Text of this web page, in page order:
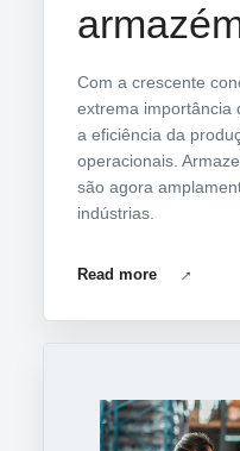
Com a crescente
extrema importância
a eficiência da
operacionais.
são agora
indústrias.
Read more